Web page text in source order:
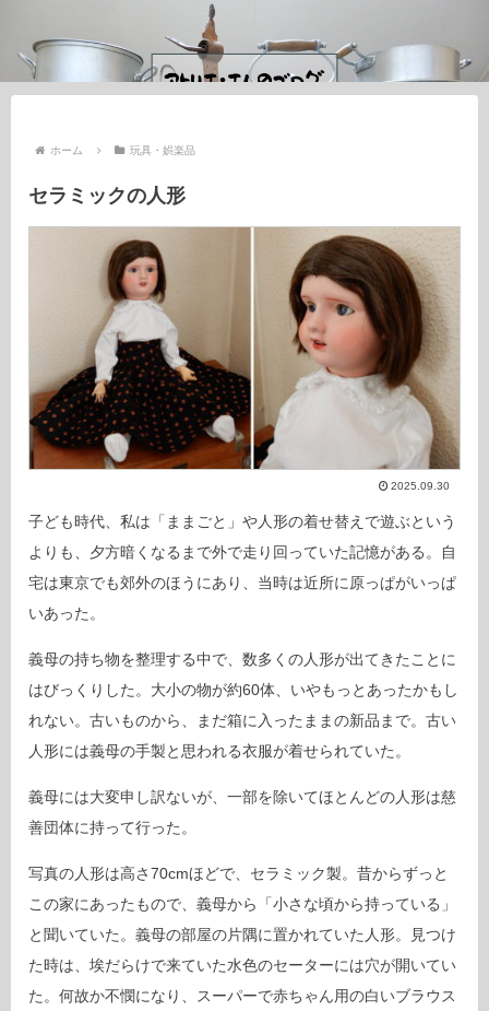
ホーム 玩具・娯楽品
セラミックの人形
2025.09.30
子ども時代、私は「ままごと」や人形の着せ替えで遊ぶという
よりも、夕方暗くなるまで外で走り回っていた記憶がある。自
宅は東京でも郊外のほうにあり、当時は近所に原っぱがいっぱ
いあった。
義母の持ち物を整理する中で、数多くの人形が出てきたことに
はびっくりした。大小の物が約60体、いやもっとあったかもし
れない。古いものから、まだ箱に入ったままの新品まで。古い
人形には義母の手製と思われる衣服が着せられていた。
義母には大変申し訳ないが、一部を除いてほとんどの人形は慈
善団体に持って行った。
写真の人形は高さ70cmほどで、セラミック製。昔からずっと
この家にあったもので、義母から「小さな頃から持っている」
と聞いていた。義母の部屋の片隅に置かれていた人形。見つけ
た時は、埃だらけで来ていた水色のセーターには穴が開いてい
た。何故か不憫になり、スーパーで赤ちゃん用の白いブラウス